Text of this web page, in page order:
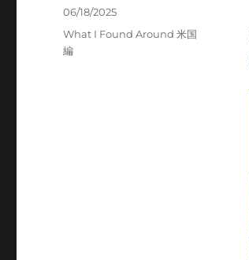
Posted
on
06/18/2025
Categories
What I Found Around 米国
編